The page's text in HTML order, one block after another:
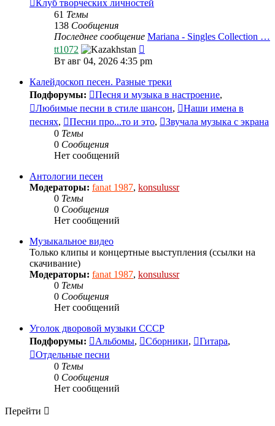
Клуб творческих личностей
61 Темы
138 Сообщения
Последнее сообщение Mariana - Singles Collection …
tt1072
к
сообщению
Вт авг 04, 2026 4:35 pm
Калейдоскоп песен. Разные треки
Подфорумы:
Песня и музыка в настроение,
Любимые песни в стиле шансон,
Наши имена в
песнях, Песни про...то и это,
Звучала музыка с экрана
0 Темы
0 Сообщения
Нет сообщений
Антологии песен
Модераторы: fanat 1987, konsulussr
0 Темы
0 Сообщения
Нет сообщений
Музыкальное видео
Только клипы и концертные выступления (ссылки на
скачивание)
Модераторы: fanat 1987, konsulussr
0 Темы
0 Сообщения
Нет сообщений
Уголок дворовой музыки СССР
Подфорумы:
Альбомы, Сборники, Гитара,
Отдельные песни
0 Темы
0 Сообщения
Нет сообщений
Перейти